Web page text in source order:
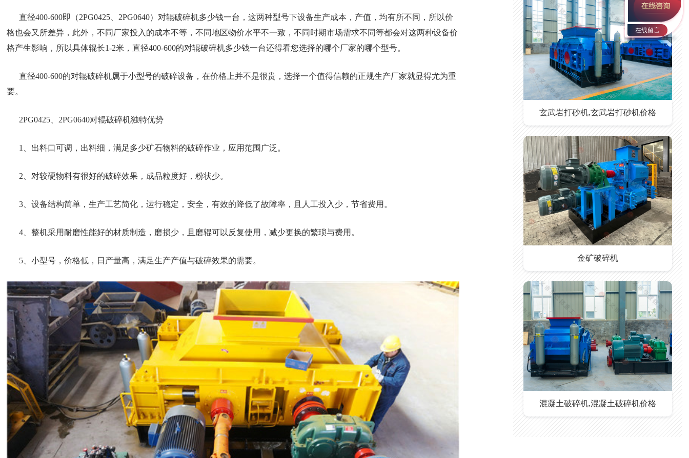
直径400-600即（2PG0425、2PG0640）对辊破碎机多少钱一台，这两种型号下设备生产成本，产值，均有所不同，所以价
格也会又所差异，此外，不同厂家投入的成本不等，不同地区物价水平不一致，不同时期市场需求不同等都会对这两种设备价
格产生影响，所以具体辊长1-2米，直径400-600的对辊破碎机多少钱一台还得看您选择的哪个厂家的哪个型号。
直径400-600的对辊破碎机属于小型号的破碎设备，在价格上并不是很贵，选择一个值得信赖的正规生产厂家就显得尤为重
要。
2PG0425、2PG0640对辊破碎机独特优势
1、出料口可调，出料细，满足多少矿石物料的破碎作业，应用范围广泛。
2、对较硬物料有很好的破碎效果，成品粒度好，粉状少。
3、设备结构简单，生产工艺简化，运行稳定，安全，有效的降低了故障率，且人工投入少，节省费用。
4、整机采用耐磨性能好的材质制造，磨损少，且磨辊可以反复使用，减少更换的繁琐与费用。
5、小型号，价格低，日产量高，满足生产产值与破碎效果的需要。
玄武岩打砂机,玄武岩打砂机价格
金矿破碎机
混凝土破碎机,混凝土破碎机价格
在线留言